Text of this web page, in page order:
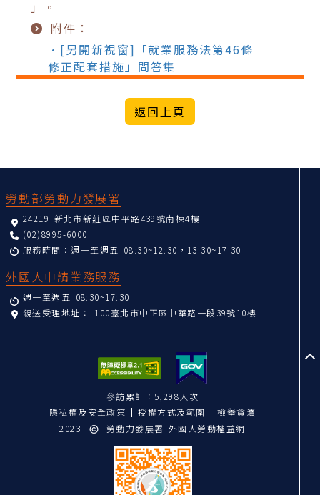
」。
附件：
•[另開新視窗]「就業服務法第46條
修正配套措施」問答集
勞動部勞動力發展署
24219 新北市新莊區中平路439號南棟4樓
(02)8995-6000
服務時間：週一至週五 08:30~12:30，13:30~17:30
外國人申請業務服務
週一至週五 08:30~17:30
親送受理地址： 100臺北市中正區中華路一段39號10樓
參訪累計：5,298人次
隱私權及安全政策
授權方式及範圍
檢舉貪瀆
2023
勞動力發展署 外國人勞動權益網
至